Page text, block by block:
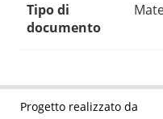
Tipo di
documento
Progetto realizzato da